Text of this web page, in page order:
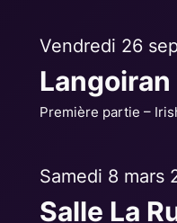
Vendredi 26
Première partie –
Samedi 8 mars
Salle La